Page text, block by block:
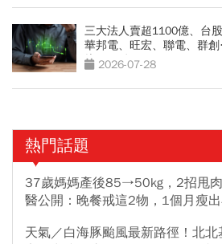
三大法人賣超1100億、台
華邦電、旺宏、聯電、群
坑」買點
2026-07-28
熱門話題
37歲媽媽產後85→50kg，2招甩
醫公開：晚餐戒這2物，1個月瘦
天氣／白海豚颱風最新路徑！北